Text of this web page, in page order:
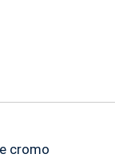
cromo